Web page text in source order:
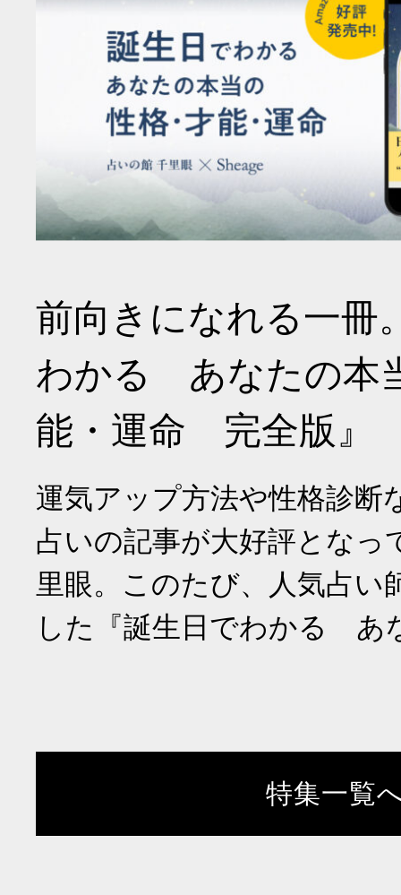
前向きになれる一冊
わかる あなたの本
能・運命 完全版』
運気アップ方法や性格診断
占いの記事が大好評となっ
里眼。このたび、人気占い
した『誕生日でわかる あ
特集一覧